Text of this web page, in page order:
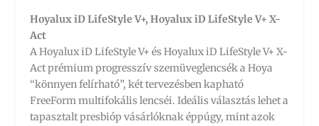
Hoyalux iD LifeStyle V+, Hoyalux iD LifeStyle V+ X-
Act
A Hoyalux iD LifeStyle V+ és Hoyalux iD LifeStyle V+ X-
Act prémium progresszív szemüveglencsék a Hoya
“könnyen felírható”, két tervezésben kapható
FreeForm multifokális lencséi. Ideális választás lehet a
tapasztalt presbióp vásárlóknak éppúgy, mint azok